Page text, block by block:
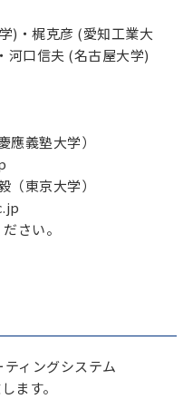
)・梶克彦 (愛知工業大
河口信夫 (名古屋大学)
應義塾大学）
（東京大学）
さい。
ィングシステム
ます。